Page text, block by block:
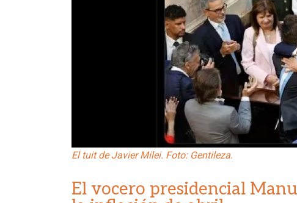
El tuit de Javier Milei. Foto: Gentileza.
El vocero presidencial